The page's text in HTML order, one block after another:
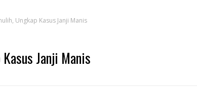
Ungkap Kasus Janji Manis
Janji Manis